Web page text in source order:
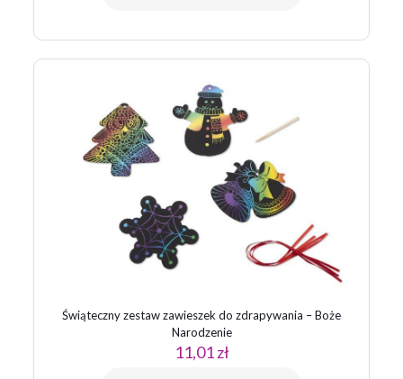
Świąteczny zestaw zawieszek do zdrapywania – Boże
Narodzenie
11,01zł